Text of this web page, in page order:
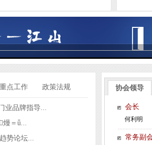
重点工作 政策法规
业品牌指导...
＝ǖ...
势论坛...
协会领导
会长
何利明
常务副